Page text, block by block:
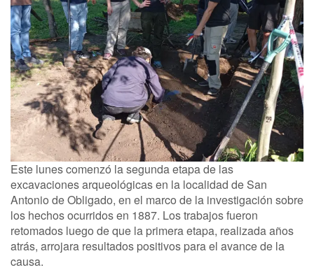
Este lunes comenzó la segunda etapa de las
excavaciones arqueológicas en la localidad de San
Antonio de Obligado, en el marco de la investigación sobre
los hechos ocurridos en 1887. Los trabajos fueron
retomados luego de que la primera etapa, realizada años
atrás, arrojara resultados positivos para el avance de la
causa.